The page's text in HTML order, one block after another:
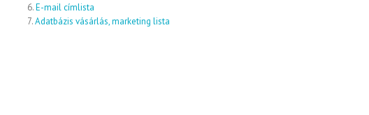
6.E-mail címlista
7.Adatbázis vásárlás, marketing lista